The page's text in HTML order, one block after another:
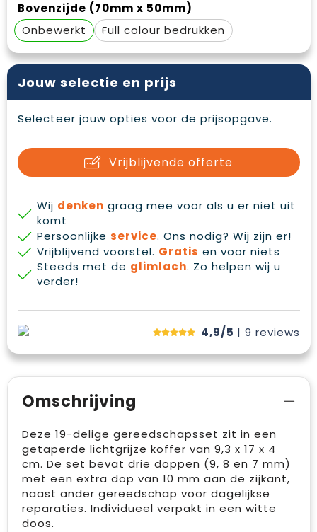
Bovenzijde (70mm x 50mm)
Onbewerkt
Full colour
Jouw selectie en prijs
Selecteer jouw opties voor de prijsopgave.
Vrijblijvende offerte
Wij denken graag mee voor als u er niet uit
komt
Persoonlijke service. Ons nodig? Wij zijn er!
Vrijblijvend voorstel. Gratis en voor niets
Steeds met de glimlach. Zo helpen wij u
verder!
4,9/5 | 9 reviews
Omschrijving
Deze 19-delige gereedschapsset zit in een
getaperde lichtgrijze koffer van 9,3 x 17 x 4
cm. De set bevat drie doppen (9, 8 en 7 mm)
met een extra dop van 10 mm aan de zijkant,
naast ander gereedschap voor dagelijkse
reparaties. Individueel verpakt in een witte
doos.